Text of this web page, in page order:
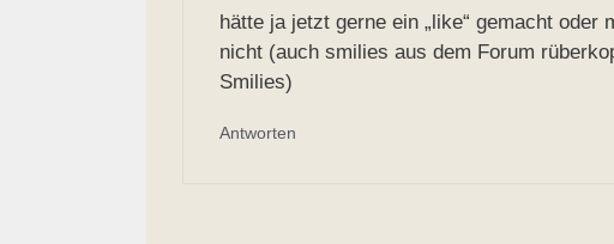
hätte ja jetzt gerne ein „like“ gemacht
nicht (auch smilies aus dem Forum
Smilies)
Antworten